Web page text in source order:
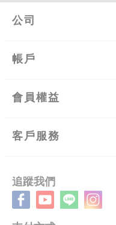
公司
帳戶
會員權益
客戶服務
追蹤我們